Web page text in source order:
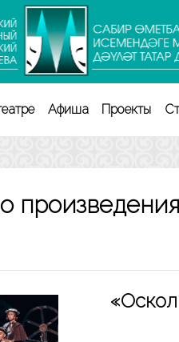
Афиша Проекты